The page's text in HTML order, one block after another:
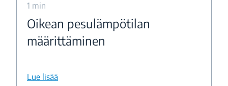
1 min
Oikean pesulämpötilan
määrittäminen
Lue lisää